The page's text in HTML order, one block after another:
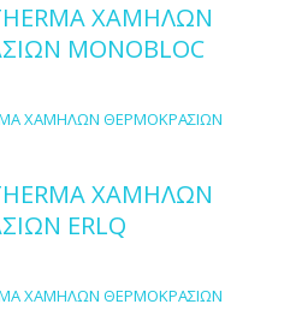
ΧΑΜΗΛΩΝ
MONOBLOC
ΧΑΜΗΛΩΝ
ERLQ